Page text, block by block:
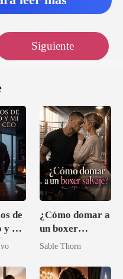
Siguiente
de
y mi
¿Cómo domar a
un boxer
salvaje?
Sable Thorn